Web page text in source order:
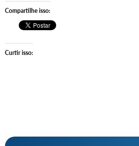
Compartilhe isso:
Curtir isso: